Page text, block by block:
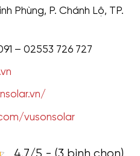
Phùng, P. Chánh Lộ, TP.
– 02553 726 727
vusonsolar